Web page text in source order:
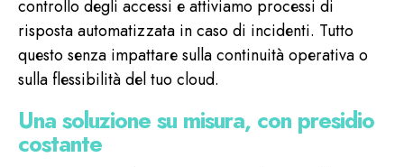
controllo degli accessi e attiviamo processi di
risposta automatizzata in caso di incidenti. Tutto
questo senza impattare sulla continuità operativa o
sulla flessibilità del tuo cloud.
Una soluzione su misura, con presidio
costante